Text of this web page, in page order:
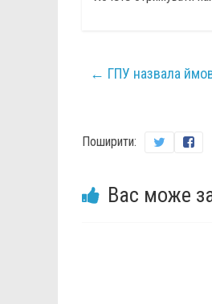
← ГПУ назвала
Поширити:
Вас може